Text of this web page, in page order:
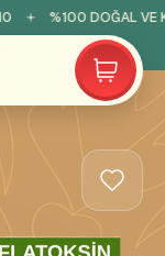
%100 DOĞAL VE